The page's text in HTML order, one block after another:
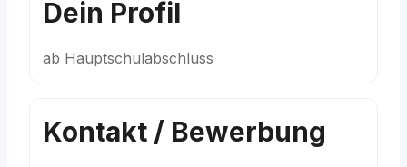
Dein Profil
ab Hauptschulabschluss
Kontakt / Bewerbung